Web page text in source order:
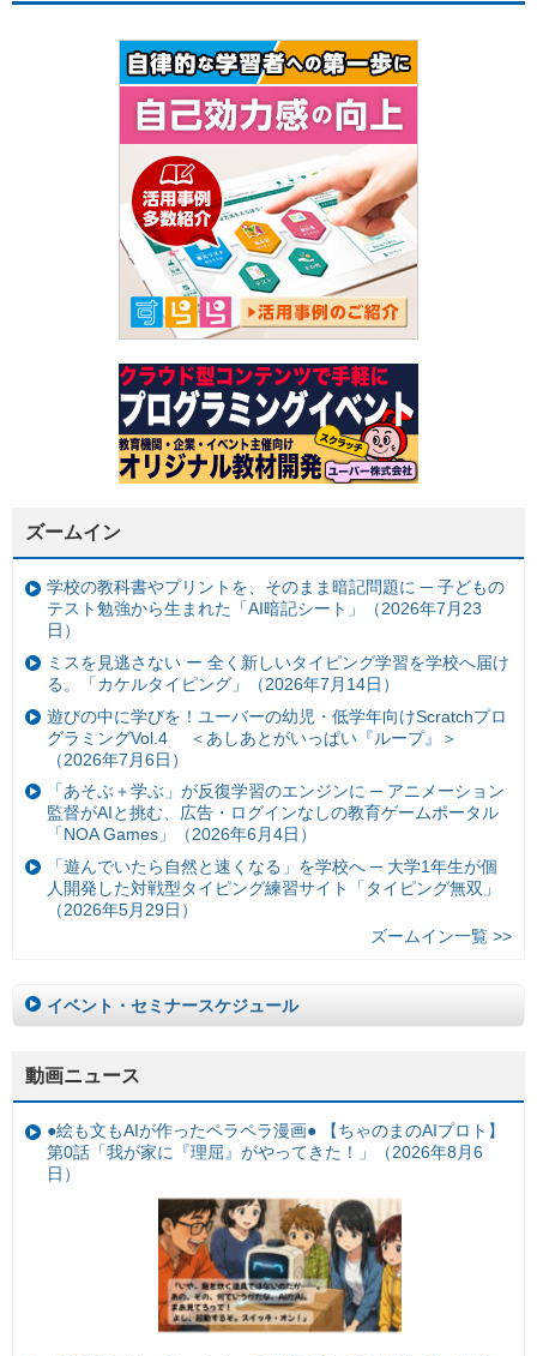
ズームイン
学校の教科書やプリントを、そのまま暗記問題に ─ 子どもの
テスト勉強から生まれた「AI暗記シート」（2026年7月23
日）
ミスを見逃さない ー 全く新しいタイピング学習を学校へ届け
る。「カケルタイピング」（2026年7月14日）
遊びの中に学びを！ユーバーの幼児・低学年向けScratchプロ
グラミングVol.4 ＜あしあとがいっぱい『ループ』＞
（2026年7月6日）
「あそぶ＋学ぶ」が反復学習のエンジンに ─ アニメーション
監督がAIと挑む、広告・ログインなしの教育ゲームポータル
「NOA Games」（2026年6月4日）
「遊んでいたら自然と速くなる」を学校へ ─ 大学1年生が個
人開発した対戦型タイピング練習サイト「タイピング無双」
（2026年5月29日）
ズームイン一覧 >>
イベント・セミナースケジュール
動画ニュース
●絵も文もAIが作ったペラペラ漫画● 【ちゃのまのAIプロト】
第0話「我が家に『理屈』がやってきた！」（2026年8月6
日）